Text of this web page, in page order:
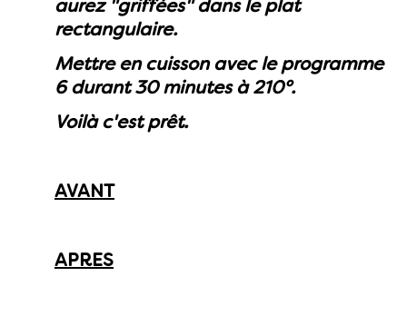
aurez "griffées" dans le plat
rectangulaire.
Mettre en cuisson avec le programme
6 durant 30 minutes à 210°.
Voilà c'est prêt.
AVANT
APRES